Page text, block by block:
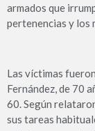
armados que
pertenencias y los
Las víctimas
Fernández, de 70
60. Según
sus tareas